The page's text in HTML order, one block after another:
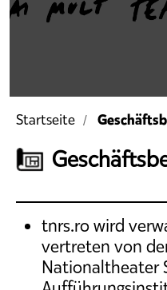
Startseite
tnrs.ro wird
vertreten von
Nationaltheater